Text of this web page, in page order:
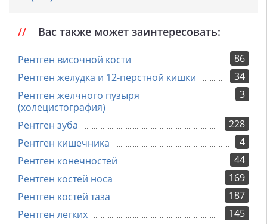
Вас также может заинтересовать:
86
Рентген височной кости
34
Рентген желудка и 12-перстной кишки
3
Рентген желчного пузыря
(холецистография)
228
Рентген зуба
4
Рентген кишечника
44
Рентген конечностей
169
Рентген костей носа
187
Рентген костей таза
145
Рентген легких